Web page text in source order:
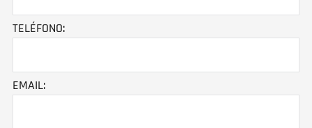
TELÉFONO:
EMAIL: